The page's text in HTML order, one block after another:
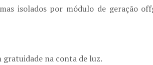
isolados por módulo de geração
na conta de luz.